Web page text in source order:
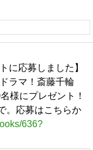
に応募しました】
ラマ！斎藤千輪
様にプレゼント！
。応募はこちらか
636?